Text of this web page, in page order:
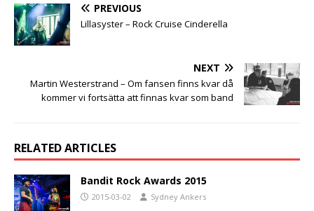
PREVIOUS
Lillasyster – Rock Cruise Cinderella
NEXT
Martin Westerstrand – Om fansen finns kvar då
kommer vi fortsätta att finnas kvar som band
RELATED ARTICLES
Bandit Rock Awards 2015
2015-03-02 Sydney Ankers